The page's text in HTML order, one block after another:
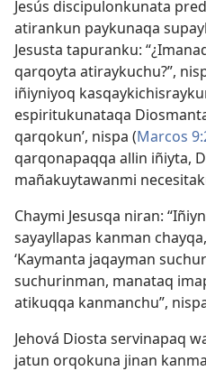
Jesús discipulonkunata
atirankun paykunaqa
Jesusta tapuranku:
qarqoyta atiraykuchu?”,
iñiyniyoq
espiritukunataqa
qarqokun’, nispa (Marcos
qarqonapaqqa allin iñiyta,
mañakuytawanmi
Chaymi Jesusqa niran:
sayayllapas kanman
‘Kaymanta jaqayman
suchurinman, manataq
atikuqqa kanmanchu”,
Jehová Diosta servinapaq
jatun orqokuna jinan